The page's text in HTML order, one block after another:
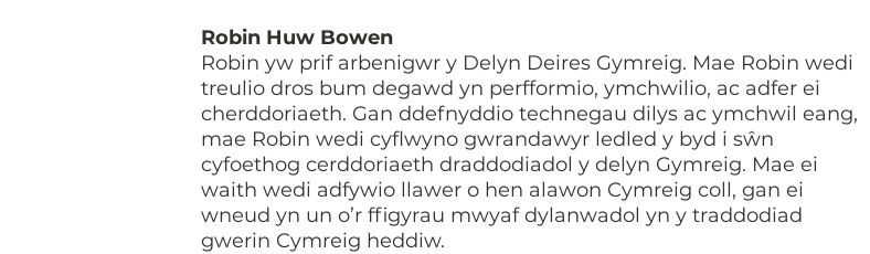
Robin Huw Bowen
Robin yw prif arbenigwr y Delyn Deires Gymreig. Mae Robin wedi
treulio dros bum degawd yn perfformio, ymchwilio, ac adfer ei
cherddoriaeth. Gan ddefnyddio technegau dilys ac ymchwil eang,
mae Robin wedi cyflwyno gwrandawyr ledled y byd i sŵn
cyfoethog cerddoriaeth draddodiadol y delyn Gymreig. Mae ei
waith wedi adfywio llawer o hen alawon Cymreig coll, gan ei
wneud yn un o’r ffigyrau mwyaf dylanwadol yn y traddodiad
gwerin Cymreig heddiw.